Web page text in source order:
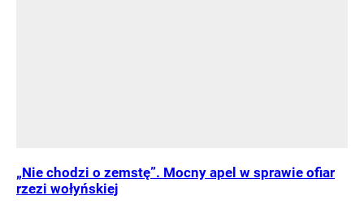
„Nie chodzi o zemstę”. Mocny apel w sprawie ofiar
rzezi wołyńskiej